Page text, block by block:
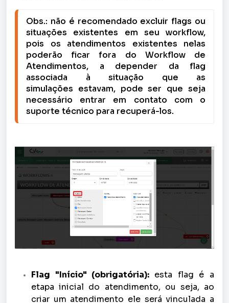
Obs.: não é recomendado excluir flags ou
situações existentes em seu workflow,
pois os atendimentos existentes nelas
poderão ficar fora do Workflow de
Atendimentos, a depender da flag
associada à situação que as
simulações estavam, pode ser que seja
necessário entrar em contato com o
suporte técnico para recuperá-los.
Flag "Início" (obrigatória): esta flag é a
etapa inicial do atendimento, ou seja, ao
criar um atendimento ele será vinculada a